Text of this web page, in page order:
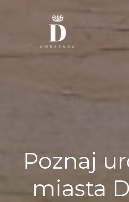
Poznaj
miasta